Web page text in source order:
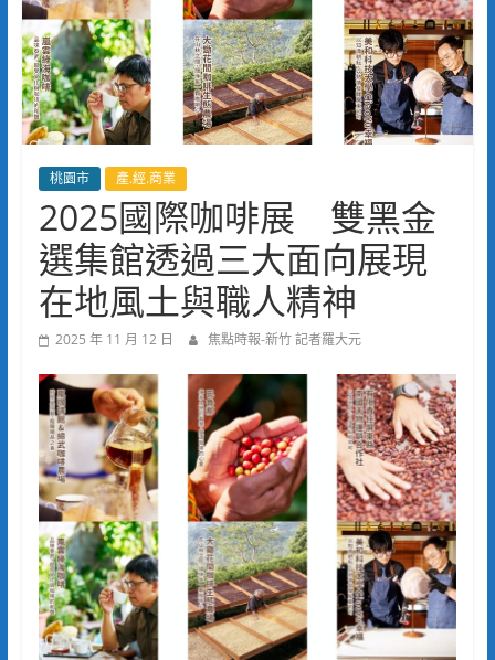
桃園市 產.經.商業
2025國際咖啡展 雙黑金
選集館透過三大面向展現
在地風土與職人精神
2025 年 11 月 12 日 焦點時報-新竹 記者羅大元